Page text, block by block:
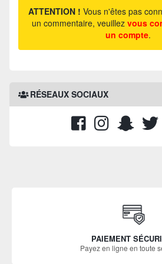
ATTENTION ! Vous n'êtes pas
un commentaire, veuillez vous
un compte.
RÉSEAUX SOCIAUX
PAIEMENT
Payez en ligne en toute